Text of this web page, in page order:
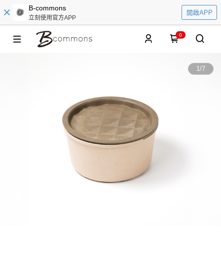
B-commons
立刻使用官方APP
開啟APP
0
1/7